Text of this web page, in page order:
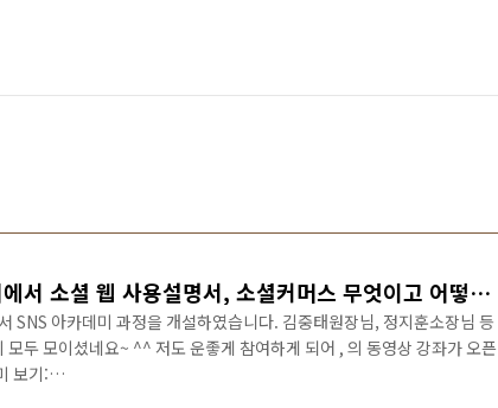
휴넷 SNS 아카데미에서 소셜 웹 사용설명서, 소셜커머스 무엇이고 어떻게 활용할 것인가 강좌가 개설되었습니다.
SNS 아카데미 과정을 개설하였습니다. 김중태원장님, 정지훈소장님 등
모두 모이셨네요~ ^^ 저도 운좋게 참여하게 되어 , 의 동영상 강좌가 오픈
보기: